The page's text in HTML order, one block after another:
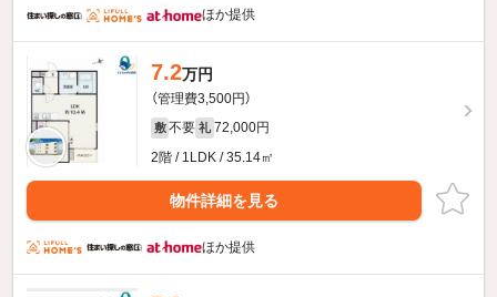
ほか提供
7.2万円
（管理費3,500円）
敷 不要 礼 72,000円
2階 / 1LDK / 35.14㎡
物件詳細を見る
ほか提供